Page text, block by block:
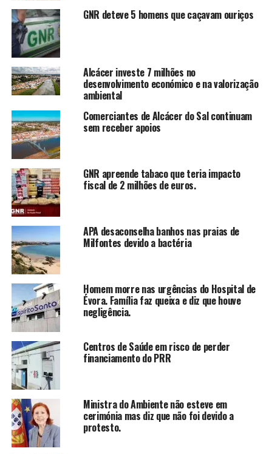
GNR deteve 5 homens que caçavam ouriços
Alcácer investe 7 milhões no
desenvolvimento económico e na valorização
ambiental
Comerciantes de Alcácer do Sal continuam
sem receber apoios
GNR apreende tabaco que teria impacto
fiscal de 2 milhões de euros.
APA desaconselha banhos nas praias de
Milfontes devido a bactéria
Homem morre nas urgências do Hospital de
Évora. Família faz queixa e diz que houve
negligência.
Centros de Saúde em risco de perder
financiamento do PRR
Ministra do Ambiente não esteve em
cerimónia mas diz que não foi devido a
protesto.